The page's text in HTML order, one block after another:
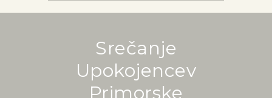
Srečanje
Upokojencev
Primorske